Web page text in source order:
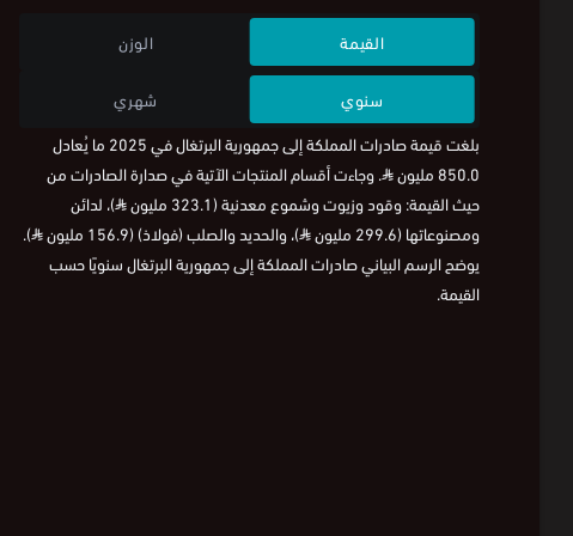
القيمة الوزن
سنوي
شهري
بلغت قيمة صادرات المملكة إلى جمهورية البرتغال في 2025 ما يُعادل
850.0 مليون
⃁. وجاءت أقسام المنتجات الآتية في صدارة الصادرات من
حيث القيمة: وقود وزيوت وشموع معدنية (323.1 مليون
⃁)، لدائن
ومصنوعاتها (299.6 مليون
⃁)، والحديد والصلب (فولاذ) (156.9 مليون ⃁
).
يوضح الرسم البياني صادرات المملكة إلى جمهورية البرتغال سنويًا حسب
القيمة.